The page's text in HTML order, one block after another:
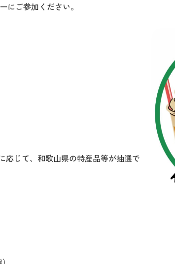
にご参加ください。
じて、和歌山県の特産品等が抽選で